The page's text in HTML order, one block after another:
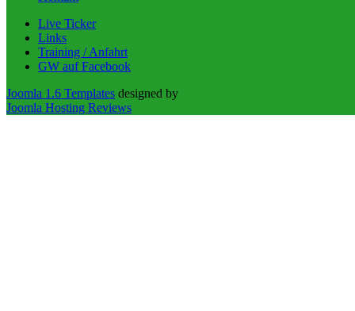
Live Ticker
Links
Training / Anfahrt
GW auf Facebook
Joomla 1.6 Templates designed by
Joomla Hosting Reviews